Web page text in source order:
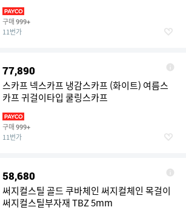
구매 999+
11번가
77,890
스카프 넥스카프 냉감스카프 (화이트) 여름스
카프 귀걸이타입 쿨링스카프
구매 999+
11번가
58,680
써지컬스틸 골드 쿠바체인 써지컬체인 목걸이
써지컬스틸부자재 TBZ 5mm